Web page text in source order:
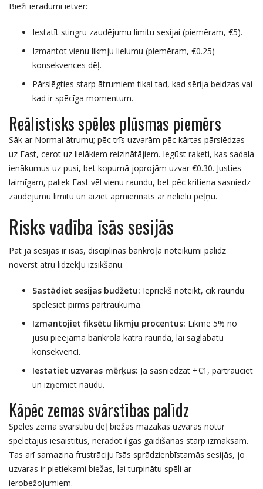
Bieži ieradumi ietver:
Iestatīt stingru zaudējumu limitu sesijai (piemēram, €5).
Izmantot vienu likmju lielumu (piemēram, €0.25)
konsekvences dēļ.
Pārslēgties starp ātrumiem tikai tad, kad sērija beidzas vai
kad ir spēcīga momentum.
Reālistisks spēles plūsmas piemērs
Sāk ar Normal ātrumu; pēc trīs uzvarām pēc kārtas pārslēdzas
uz Fast, cerot uz lielākiem reizinātājiem. Iegūst raķeti, kas sadala
ienākumus uz pusi, bet kopumā joprojām uzvar €0.30. Justies
laimīgam, paliek Fast vēl vienu raundu, bet pēc kritiena sasniedz
zaudējumu limitu un aiziet apmierināts ar nelielu peļņu.
Risks vadība īsās sesijās
Pat ja sesijas ir īsas, disciplīnas bankroļa noteikumi palīdz
novērst ātru līdzekļu izsīkšanu.
Sastādiet sesijas budžetu: Iepriekš noteikt, cik raundu
spēlēsiet pirms pārtraukuma.
Izmantojiet fiksētu likmju procentus: Likme 5% no
jūsu pieejamā bankrola katrā raundā, lai saglabātu
konsekvenci.
Iestatiet uzvaras mērķus: Ja sasniedzat +€1, pārtrauciet
un izņemiet naudu.
Kāpēc zemas svārstības palīdz
Spēles zema svārstību dēļ biežas mazākas uzvaras notur
spēlētājus iesaistītus, neradot ilgas gaidīšanas starp izmaksām.
Tas arī samazina frustrāciju īsās sprādzienbīstamās sesijās, jo
uzvaras ir pietiekami biežas, lai turpinātu spēli ar
ierobežojumiem.